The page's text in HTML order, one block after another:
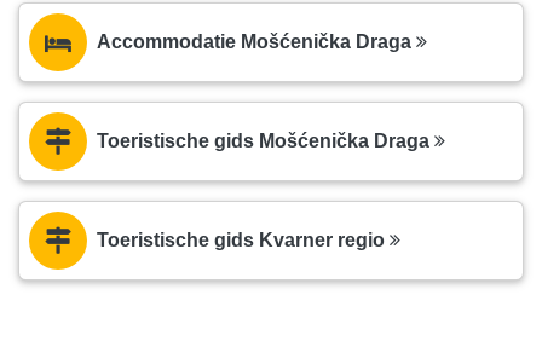
Accommodatie Mošćenička Draga
Toeristische gids Mošćenička Draga
Toeristische gids Kvarner regio